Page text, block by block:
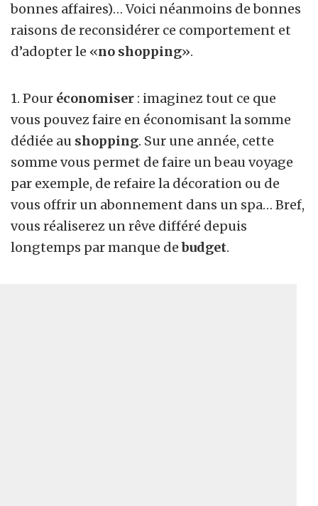
bonnes affaires)… Voici néanmoins de bonnes
raisons de reconsidérer ce comportement et
d’adopter le «no shopping».
1. Pour économiser : imaginez tout ce que
vous pouvez faire en économisant la somme
dédiée au shopping. Sur une année, cette
somme vous permet de faire un beau voyage
par exemple, de refaire la décoration ou de
vous offrir un abonnement dans un spa… Bref,
vous réaliserez un rêve différé depuis
longtemps par manque debudget.